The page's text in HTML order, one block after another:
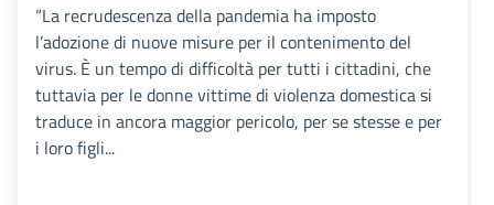
“La recrudescenza della pandemia ha imposto
l’adozione di nuove misure per il contenimento del
virus. È un tempo di difficoltà per tutti i cittadini, che
tuttavia per le donne vittime di violenza domestica si
traduce in ancora maggior pericolo, per se stesse e per
i loro figli...